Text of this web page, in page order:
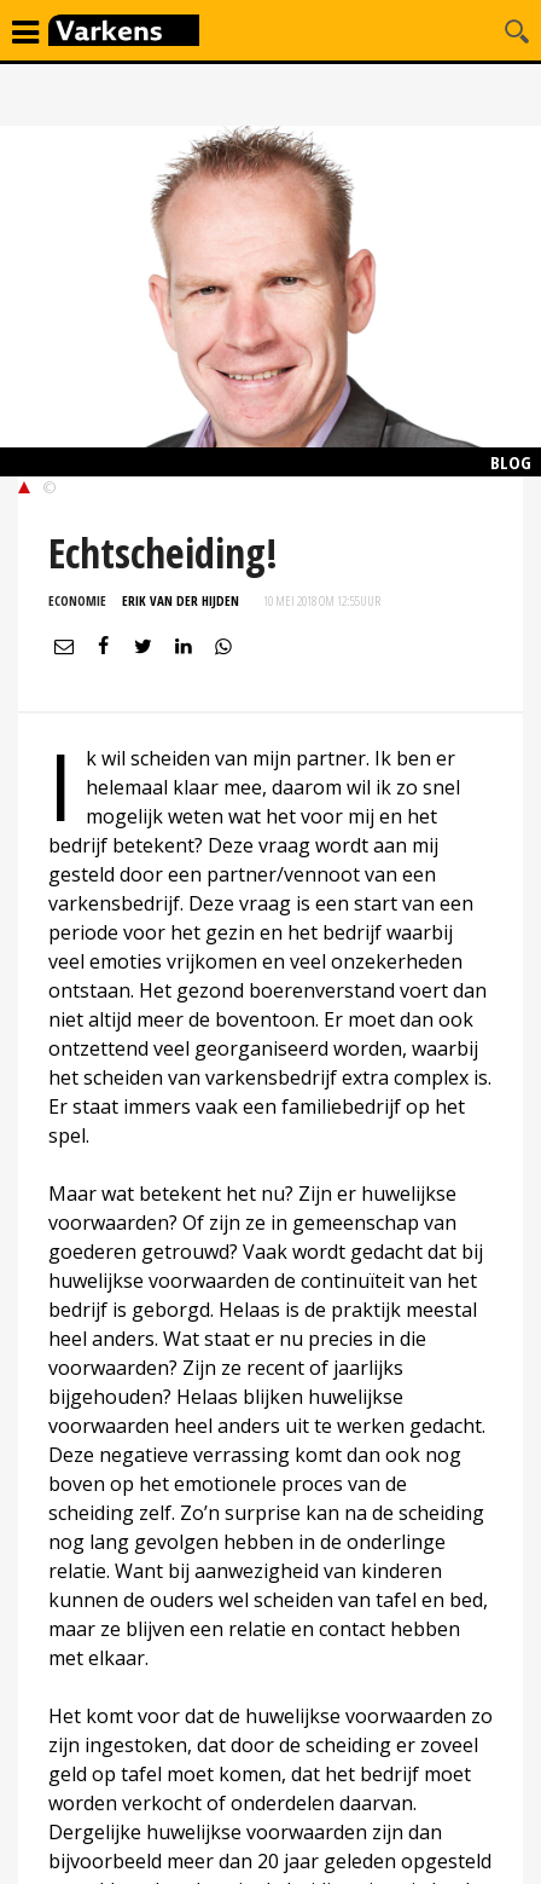
BLOG
©
Echtscheiding!
ECONOMIE ERIK VAN DER HIJDEN 10 MEI 2018 OM 12:55UUR
I
k wil scheiden van mijn partner. Ik ben er
helemaal klaar mee, daarom wil ik zo snel
mogelijk weten wat het voor mij en het
bedrijf betekent? Deze vraag wordt aan mij
gesteld door een partner/vennoot van een
varkensbedrijf. Deze vraag is een start van een
periode voor het gezin en het bedrijf waarbij
veel emoties vrijkomen en veel onzekerheden
ontstaan. Het gezond boerenverstand voert dan
niet altijd meer de boventoon. Er moet dan ook
ontzettend veel georganiseerd worden, waarbij
het scheiden van varkensbedrijf extra complex is.
Er staat immers vaak een familiebedrijf op het
spel.
Maar wat betekent het nu? Zijn er huwelijkse
voorwaarden? Of zijn ze in gemeenschap van
goederen getrouwd? Vaak wordt gedacht dat bij
huwelijkse voorwaarden de continuïteit van het
bedrijf is geborgd. Helaas is de praktijk meestal
heel anders. Wat staat er nu precies in die
voorwaarden? Zijn ze recent of jaarlijks
bijgehouden? Helaas blijken huwelijkse
voorwaarden heel anders uit te werken gedacht.
Deze negatieve verrassing komt dan ook nog
boven op het emotionele proces van de
scheiding zelf. Zo’n surprise kan na de scheiding
nog lang gevolgen hebben in de onderlinge
relatie. Want bij aanwezigheid van kinderen
kunnen de ouders wel scheiden van tafel en bed,
maar ze blijven een relatie en contact hebben
met elkaar.
Het komt voor dat de huwelijkse voorwaarden zo
zijn ingestoken, dat door de scheiding er zoveel
geld op tafel moet komen, dat het bedrijf moet
worden verkocht of onderdelen daarvan.
Dergelijke huwelijkse voorwaarden zijn dan
bijvoorbeeld meer dan 20 jaar geleden opgesteld